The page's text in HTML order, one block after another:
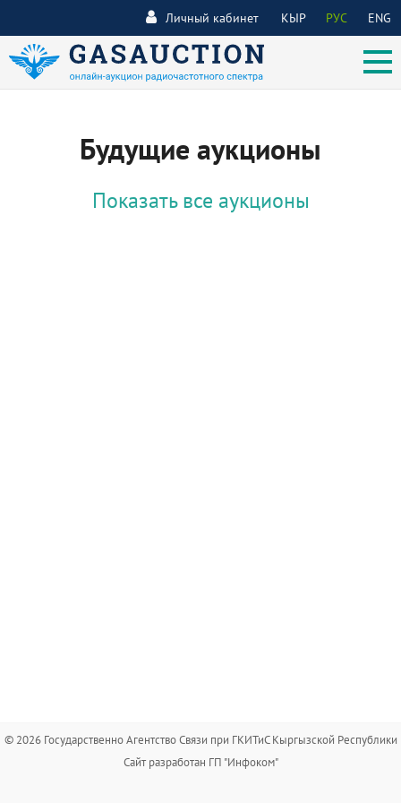
КЫР РУС ENG
Личный кабинет
Будущие аукционы
Показать все аукционы
© 2026 Государственно Агентство Связи при ГКИТиС Кыргызской Республики
Сайт разработан ГП "Инфоком"